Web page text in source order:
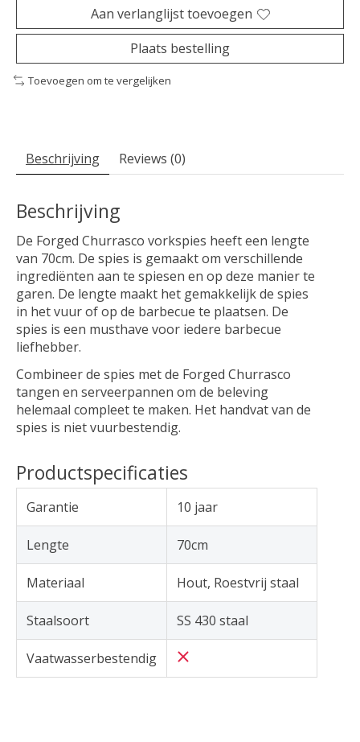
Aan verlanglijst toevoegen
Plaats bestelling
Toevoegen om te vergelijken
Beschrijving Reviews (0)
Beschrijving
De Forged Churrasco vorkspies heeft een lengte
van 70cm. De spies is gemaakt om verschillende
ingrediënten aan te spiesen en op deze manier te
garen. De lengte maakt het gemakkelijk de spies
in het vuur of op de barbecue te plaatsen. De
spies is een musthave voor iedere barbecue
liefhebber.
Combineer de spies met de Forged Churrasco
tangen en serveerpannen om de beleving
helemaal compleet te maken. Het handvat van de
spies is niet vuurbestendig.
Productspecificaties
Garantie 10 jaar
Lengte 70cm
Materiaal Hout, Roestvrij staal
Staalsoort SS 430 staal
Vaatwasserbestendig